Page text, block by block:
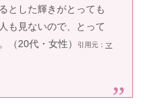
とした輝きがとっても
も見ないので、とって
（20代・女性）
引用元：マ